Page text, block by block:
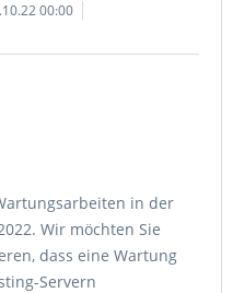
00:00
in der
Wir möchten Sie
dass eine Wartung
Servern